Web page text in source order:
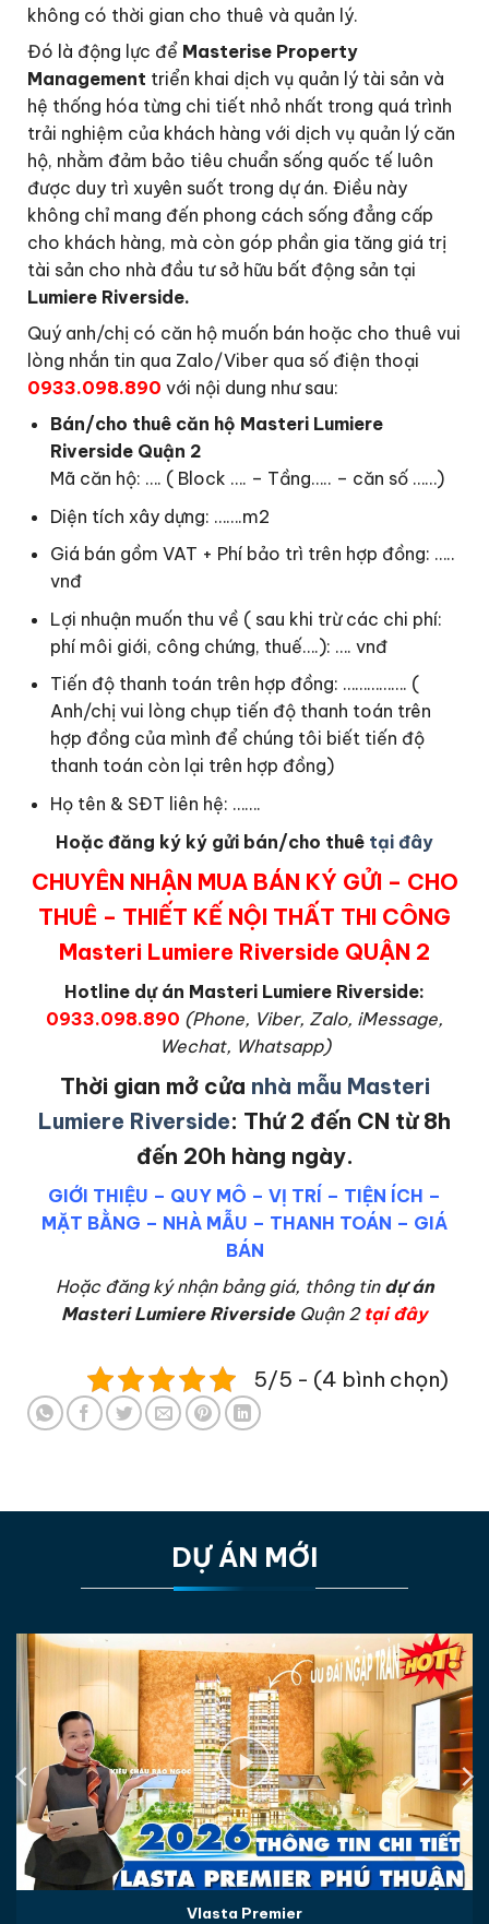
không có thời gian cho thuê và quản lý.
Đó là động lực để Masterise Property
Management triển khai dịch vụ quản lý tài sản và
hệ thống hóa từng chi tiết nhỏ nhất trong quá trình
trải nghiệm của khách hàng với dịch vụ quản lý căn
hộ, nhằm đảm bảo tiêu chuẩn sống quốc tế luôn
được duy trì xuyên suốt trong dự án. Điều này
không chỉ mang đến phong cách sống đẳng cấp
cho khách hàng, mà còn góp phần gia tăng giá trị
tài sản cho nhà đầu tư sở hữu bất động sản tại
Lumiere Riverside.
Quý anh/chị có căn hộ muốn bán hoặc cho thuê vui
lòng nhắn tin qua Zalo/Viber qua số điện thoại
0933.098.890 với nội dung như sau:
Bán/cho thuê căn hộ Masteri Lumiere
Riverside Quận 2
Mã căn hộ: …. ( Block …. – Tầng….. – căn số ……)
Diện tích xây dựng: …….m2
Giá bán gồm VAT + Phí bảo trì trên hợp đồng: …..
vnđ
Lợi nhuận muốn thu về ( sau khi trừ các chi phí:
phí môi giới, công chứng, thuế….): …. vnđ
Tiến độ thanh toán trên hợp đồng: ……………. (
Anh/chị vui lòng chụp tiến độ thanh toán trên
hợp đồng của mình để chúng tôi biết tiến độ
thanh toán còn lại trên hợp đồng)
Họ tên & SĐT liên hệ: …….
Hoặc đăng ký ký gửi bán/cho thuê tại đây
CHUYÊN NHẬN MUA BÁN KÝ GỬI – CHO
THUÊ – THIẾT KẾ NỘI THẤT THI CÔNG
Masteri Lumiere Riverside QUẬN 2
Hotline dự án Masteri Lumiere Riverside:
0933.098.890 (Phone, Viber, Zalo, iMessage,
Wechat, Whatsapp)
Thời gian mở cửa nhà mẫu Masteri
Lumiere Riverside: Thứ 2 đến CN từ 8h
đến 20h hàng ngày.
GIỚI THIỆU – QUY MÔ – VỊ TRÍ – TIỆN ÍCH –
MẶT BẰNG – NHÀ MẪU – THANH TOÁN – GIÁ
BÁN
Hoặc đăng ký nhận bảng giá, thông tin dự án
Masteri Lumiere RiversideQuận 2 tại đây
5/5 - (4 bình chọn)
DỰ ÁN MỚI
Vlasta Premier